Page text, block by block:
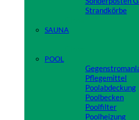
Strandkörbe
SAUNA
POOL
Pflegemittel
Poolabdeckung
Poolbecken
Poolfilter
Poolheizung